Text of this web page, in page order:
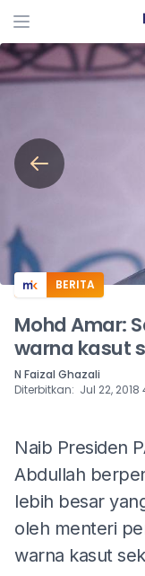
BERITA
Mohd Amar:
warna kasut
N Faizal Ghazali
Diterbitkan: Jul 22, 2018
Naib Presiden
Abdullah
lebih besar
oleh menteri
warna kasut